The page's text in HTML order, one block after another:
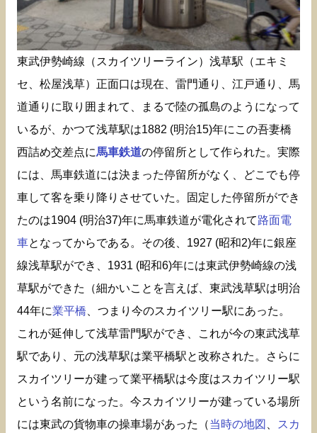
東武伊勢崎線（スカイツリーライン）浅草駅（エキミ
セ、松屋浅草）正面口は現在、雷門通り、江戸通り、馬
道通りに取り囲まれて、まるで陸の孤島のようになって
いるが、かつて浅草駅は1882 (明治15)年にこの吾妻橋
西詰め交差点に馬車鉄道の停留所として作られた。実際
には、馬車鉄道には決まった停留所がなく、どこでも停
車して客を乗り降りさせていた。固定した停留所ができ
たのは1904 (明治37)年に馬車鉄道が電化されて路面電
車となってからである。その後、1927 (昭和2)年に銀座
線浅草駅ができ、1931 (昭和6)年には東武伊勢崎線の浅
草駅ができた（細かいことを言えば、東武浅草駅は明治
44年に業平橋 、つまり今のスカイツリー駅にあった。
これが延伸して浅草雷門駅ができ、これが今の東武浅草
駅であり、元の浅草駅は業平橋駅と改称された。さらに
スカイツリーが建って業平橋駅は今度はスカイツリー駅
という名前になった。今スカイツリーが建っている場所
には東武の貨物車の操車場があった（当時の地図
スカ